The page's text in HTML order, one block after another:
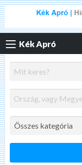
Kék Apró